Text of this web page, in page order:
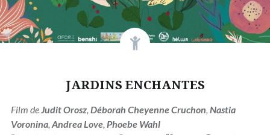
JARDINS ENCHANTES
Film deJudit Orosz, Déborah Cheyenne Cruchon, Nastia
Voronina, Andrea Love, Phoebe Wahl